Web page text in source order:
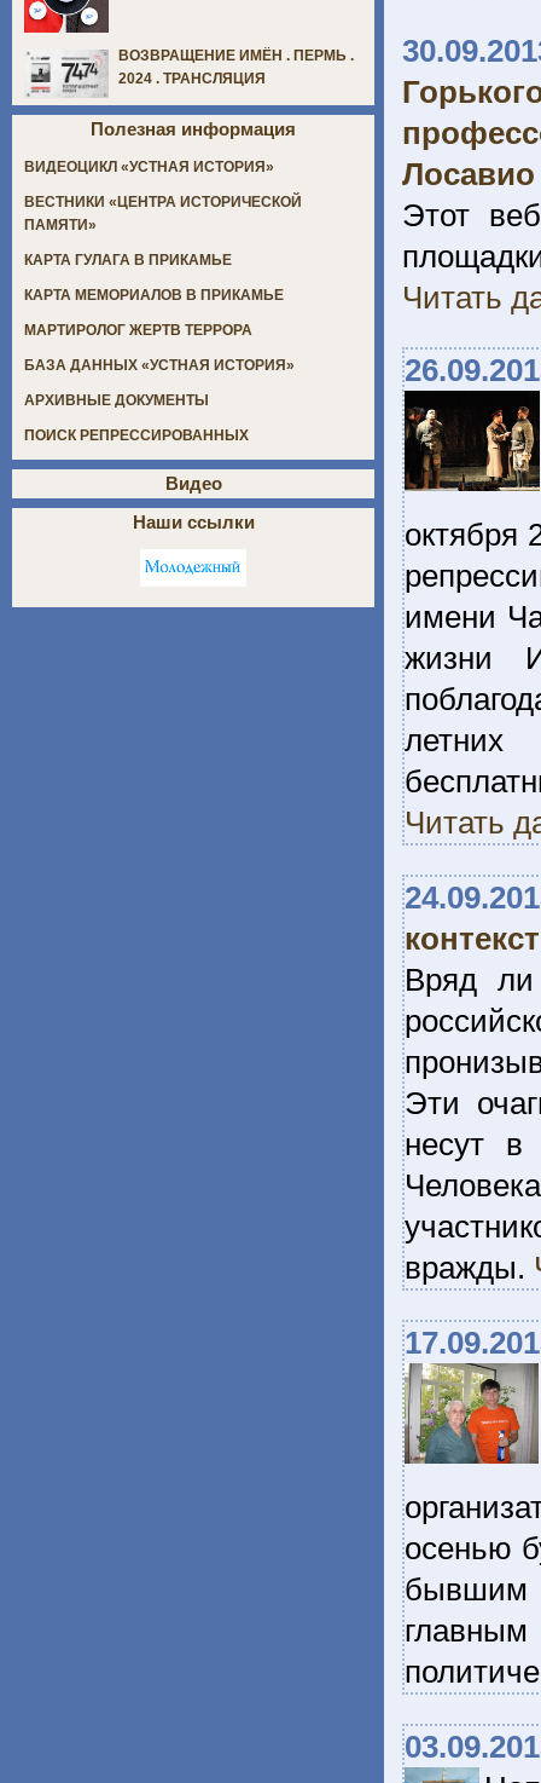
Лосавио
Этот
Читать
октября
имени
жизни
летних
Читать
Вряд ли
Эти
несут
вражды.
осенью
бывшим
ВОЗВРАЩЕНИЕ ИМЁН . ПЕРМЬ .
2024 . ТРАНСЛЯЦИЯ
Полезная информация
ВИДЕОЦИКЛ «УСТНАЯ ИСТОРИЯ»
ВЕСТНИКИ «ЦЕНТРА ИСТОРИЧЕСКОЙ
ПАМЯТИ»
КАРТА ГУЛАГА В ПРИКАМЬЕ
КАРТА МЕМОРИАЛОВ В ПРИКАМЬЕ
МАРТИРОЛОГ ЖЕРТВ ТЕРРОРА
БАЗА ДАННЫХ «УСТНАЯ ИСТОРИЯ»
АРХИВНЫЕ ДОКУМЕНТЫ
ПОИСК РЕПРЕССИРОВАННЫХ
Видео
Наши ссылки